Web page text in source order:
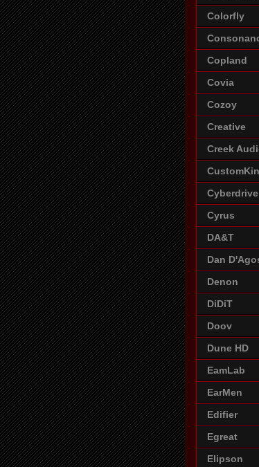
Colorfly
Copland
Covia
Cozoy
Creative
Creek
Cyberdrive
Cyrus
DA&T
Dan
Denon
DiDiT
Doov
Dune HD
EamLab
EarMen
Edifier
Egreat
Elipson